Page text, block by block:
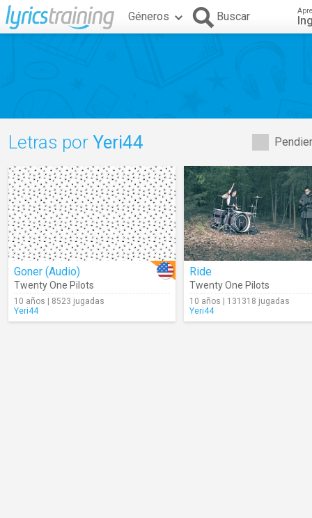
Géneros Buscar
Letras por Yeri44
Goner (Audio)
Twenty One Pilots
10 años | 8523 jugadas
Yeri44
Ride
Twenty One Pilots
10 años | 131318 jugadas
Yeri44